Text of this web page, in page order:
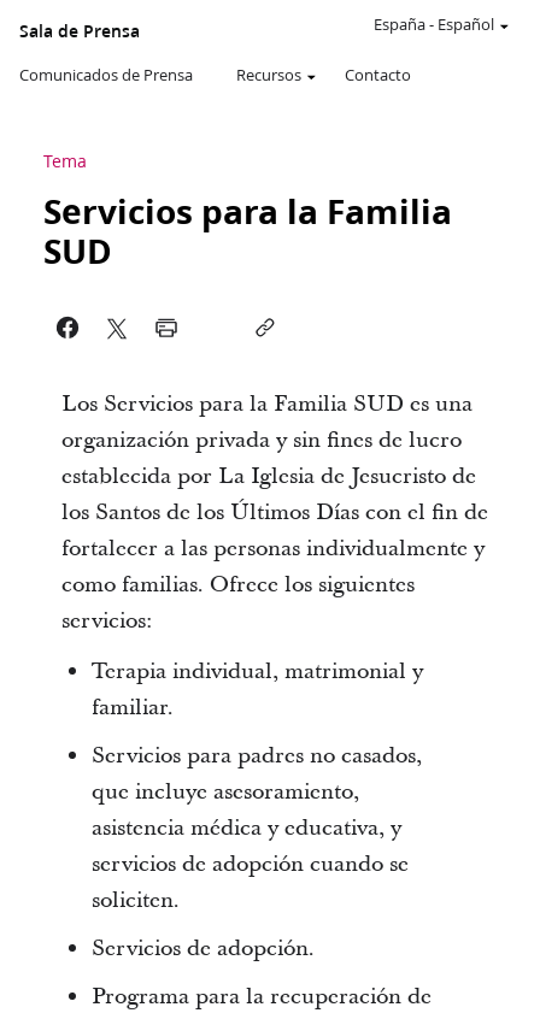
Sala de Prensa
Comunicados de Prensa Recursos Contacto
España- Español
Tema
Servicios para la Familia
SUD
Los Servicios para la Familia SUD es una
organización privada y sin fines de lucro
establecida por La Iglesia de Jesucristo de
los Santos de los Últimos Días con el fin de
fortalecer a las personas individualmente y
como familias. Ofrece los siguientes
servicios:
Terapia individual, matrimonial y
familiar.
Servicios para padres no casados,
que incluye asesoramiento,
asistencia médica y educativa, y
servicios de adopción cuando se
soliciten.
Servicios de adopción.
Programa para la recuperación de